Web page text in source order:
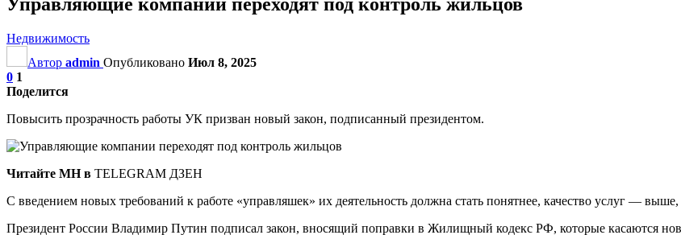
Недвижимость
Автор admin Опубликовано Июл 8, 2025
0 1
Поделится
Повысить прозрачность работы УК призван новый закон, подписанный президентом.
Читайте МН в TELEGRAM ДЗЕН
С введением новых требований к работе «управляшек» их деятельность должна стать понятнее, качество услуг —
Президент России Владимир Путин подписал закон, вносящий поправки в Жилищный кодекс РФ, которые касаются